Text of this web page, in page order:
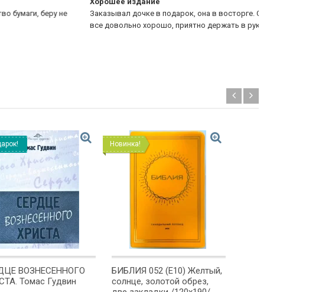
не
Заказывал дочке в подарок, она в восторге. Сделано
все довольно хорошо, приятно держать в руках
ВОЗНЕСЕННОГО
Томас Гудвин
Новинка!
БИБЛИЯ 052 (Е10) Желтый,
солнце, золотой обрез,